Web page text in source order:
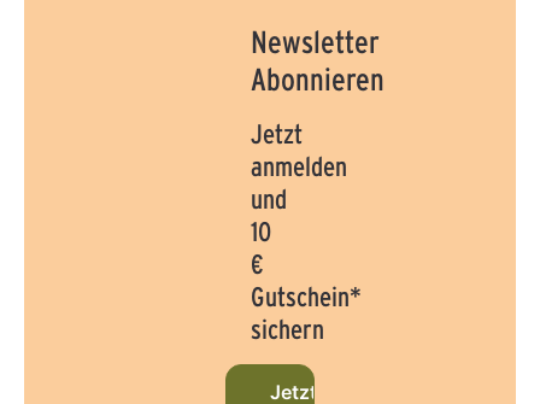
Newsletter
Abonnieren
Jetzt
anmelden
und
10
€
Gutschein*
sichern
Jetzt beim Newsletter